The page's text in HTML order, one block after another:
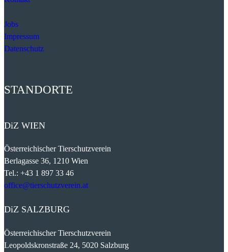
Jobs
Impressum
Datenschutz
STANDORTE
DiZ WIEN
Österreichischer Tierschutzverein
Berlagasse 36, 1210 Wien
Tel.: +43 1 897 33 46
office@tierschutzverein.at
DiZ SALZBURG
Österreichischer Tierschutzverein
Leopoldskronstraße 24, 5020 Salzburg